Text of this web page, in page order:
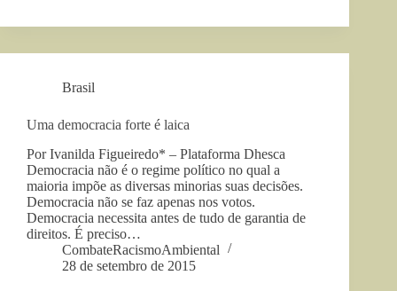
Brasil
Uma democracia forte é laica
Por Ivanilda Figueiredo* – Plataforma Dhesca
Democracia não é o regime político no qual a
maioria impõe as diversas minorias suas decisões.
Democracia não se faz apenas nos votos.
Democracia necessita antes de tudo de garantia de
direitos. É preciso…
CombateRacismoAmbiental
28 de setembro de 2015